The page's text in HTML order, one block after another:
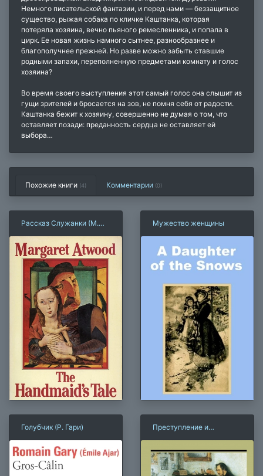
Немного писательской фантазии, и перед нами — беззащитное
существо, рыжая собака по кличке Каштанка, которая
потеряла хозяина, вечно пьяного ремесленника, и попала в
цирк. Ее новая жизнь намного сытнее, разнообразнее и
благополучнее прежней. Но разве можно забыть ставшие
родными запахи, переполненную предметами комнату и голос
хозяина?
Во время своего выступления этот самый голос она слышит из
гущи зрителей и бросается на зов, не помня себя от радости.
Каштанка бежит к хозяину, совершенно не думая о том, что
оставляет позади: преданность сердца не оставляет ей
выбора…
Похожие книги (4) Комментарии (0)
Рассказ Служанки (М.
Мужество женщины
Голубчик (Р. Гари)
Преступление и
Достоевский)